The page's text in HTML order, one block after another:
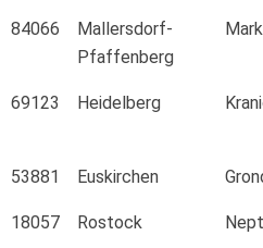
84066
Mallersdorf-
Pfaffenberg
69123 Heidelberg
53881 Euskirchen
18057 Rostock